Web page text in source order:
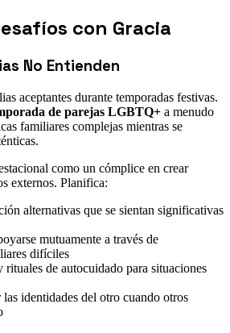
con Gracia
No Entienden
aceptantes durante temporadas festivas.
de parejas LGBTQ+ a menudo
familiares complejas mientras se
como un cómplice en crear
externos. Planifica:
alternativas que se sientan significativas
mutuamente a través de
difíciles
rituales de autocuidado para situaciones
identidades del otro cuando otros